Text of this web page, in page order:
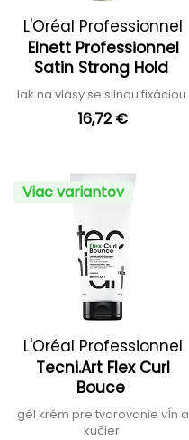
L'Oréal Professionnel
Elnett Professionnel
Satin Strong Hold
lak na vlasy se silnou fixáciou
16,72 €
Viac variantov
L'Oréal Professionnel
Tecni.Art Flex Curl
Bouce
gél krém pre tvarovanie vĺn a
kučier